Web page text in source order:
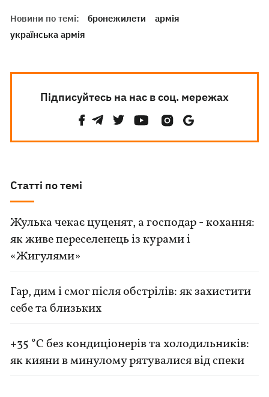
Новини по темі: бронежилети
армія
українська армія
Підписуйтесь на нас в соц. мережах
Статті по темі
Жулька чекає цуценят, а господар - кохання:
як живе переселенець із курами і
«Жигулями»
Гар, дим і смог після обстрілів: як захистити
себе та близьких
+35 °C без кондиціонерів та холодильників:
як кияни в минулому рятувалися від спеки